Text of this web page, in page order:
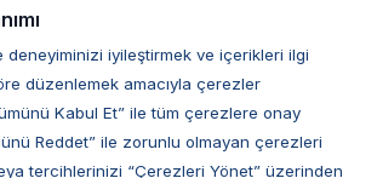
deneyiminizi iyileştirmek ve içerikleri ilgi
düzenlemek amacıyla çerezler
Kabul Et” ile tüm çerezlere onay
Reddet” ile zorunlu olmayan çerezleri
tercihlerinizi “Çerezleri Yönet” üzerinden